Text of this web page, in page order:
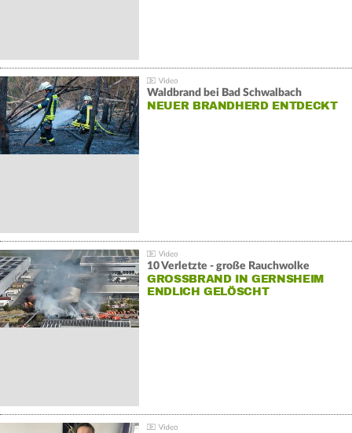
Waldbrand bei Bad Schwalbach
NEUER BRANDHERD ENTDECKT
10 Verletzte - große Rauchwolke
GROSSBRAND IN GERNSHEIM E
NDLICH GELÖSCHT